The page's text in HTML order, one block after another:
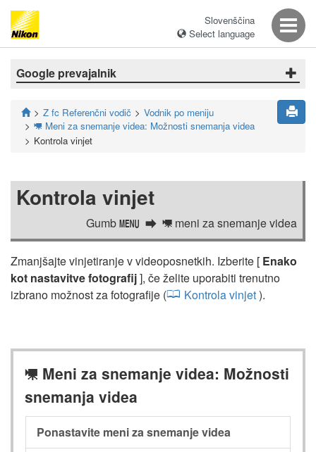
Slovenščina
Select language
Google prevajalnik
Z fc Referenčni vodič Vodnik po meniju
1 Meni za snemanje videa: Možnosti snemanja videa
Kontrola vinjet
Kontrola vinjet
Gumb G 1 meni za snemanje videa
Zmanjšajte vinjetiranje v videoposnetkih. Izberite [ Enako
kot nastavitve fotografij], če želite uporabiti trenutno
izbrano možnost za fotografije (
Kontrola vinjet).
1 Meni za snemanje videa: Možnosti
snemanja videa
Ponastavite meni za snemanje videa